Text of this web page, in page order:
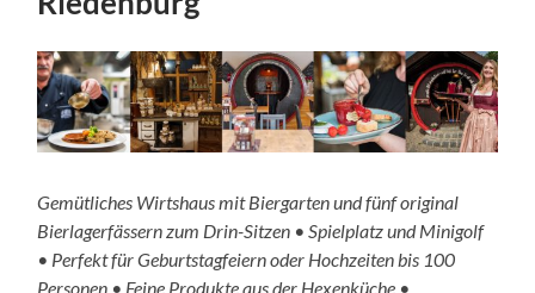
Gemütliches Wirtshaus mit Biergarten und fünf original
Bierlagerfässern zum Drin-Sitzen • Spielplatz und Minigolf
• Perfekt für Geburtstagfeiern oder Hochzeiten bis 100
Personen • Feine Produkte aus der Hexenküche •